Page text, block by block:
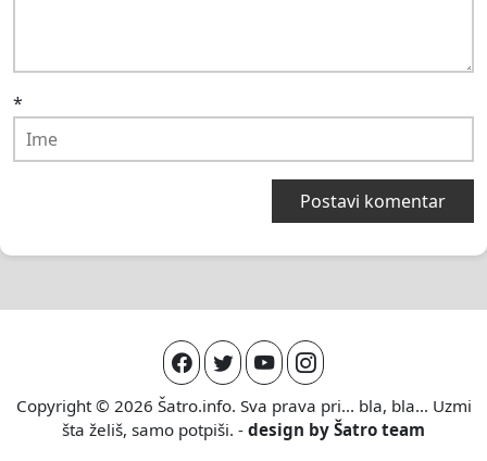
*
Copyright © 2026 Šatro.info. Sva prava pri... bla, bla... Uzmi
šta želiš, samo potpiši. - design by Šatro team